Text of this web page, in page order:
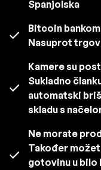
Španjolska
Bitcoin
Nasuprot
Kamere su
Sukladno
automatski
skladu s
Ne morate
Također
gotovinu u bilo